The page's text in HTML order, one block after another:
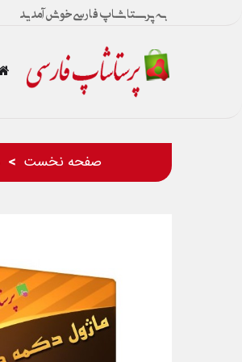
به پرستاشاپ فارسی خوش آمدید
صفحه نخست